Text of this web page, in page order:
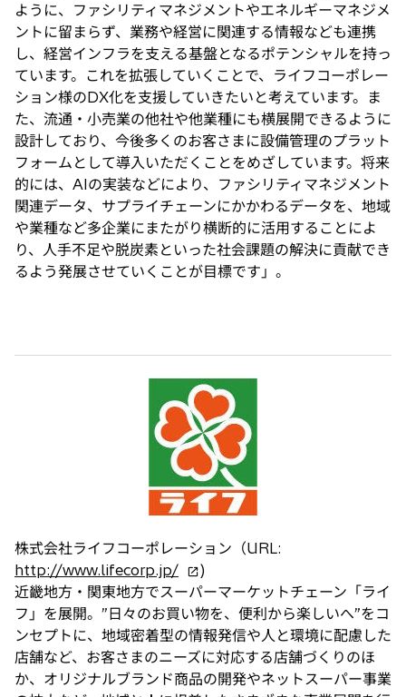
ように、ファシリティマネジメントやエネルギーマネジメ
ントに留まらず、業務や経営に関連する情報なども連携
し、経営インフラを支える基盤となるポテンシャルを持っ
ています。これを拡張していくことで、ライフコーポレー
ション様のDX化を支援していきたいと考えています。ま
た、流通・小売業の他社や他業種にも横展開できるように
設計しており、今後多くのお客さまに設備管理のプラット
フォームとして導入いただくことをめざしています。将来
的には、AIの実装などにより、ファシリティマネジメント
関連データ、サプライチェーンにかかわるデータを、地域
や業種など多企業にまたがり横断的に活用することによ
り、人手不足や脱炭素といった社会課題の解決に貢献でき
るよう発展させていくことが目標です」。
株式会社ライフコーポレーション（URL:
http://www.lifecorp.jp/新
し
い
タ
ブ
で
)
近畿地方・関東地方でスーパーマーケットチェーン「ライ
フ」を展開。”日々のお買い物を、便利から楽しいへ”をコ
ンセプトに、地域密着型の情報発信や人と環境に配慮した
店舗など、お客さまのニーズに対応する店舗づくりのほ
か、オリジナルブランド商品の開発やネットスーパー事業